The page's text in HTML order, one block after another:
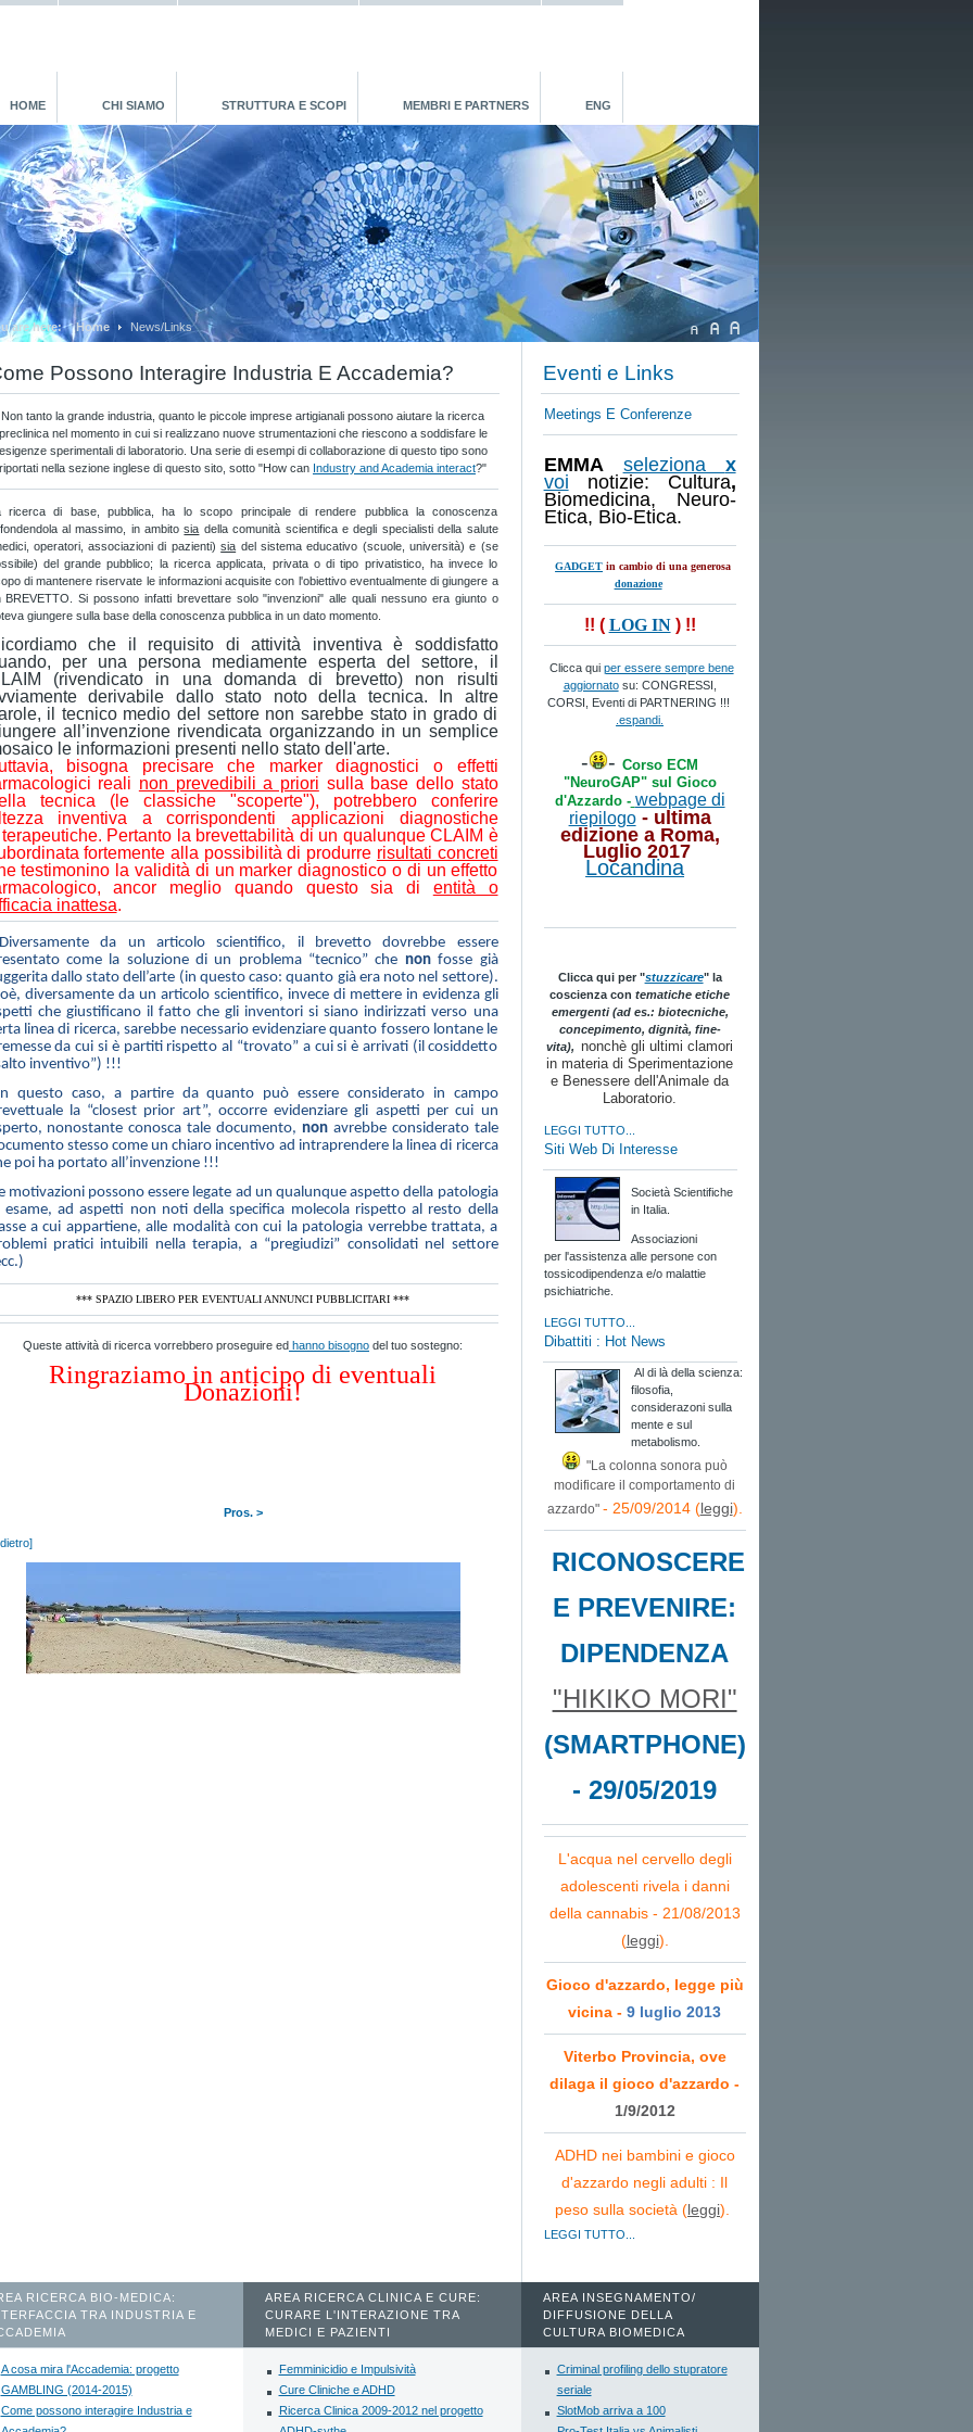
HOME CHI SIAMO STRUTTURA E SCOPI MEMBRI E PARTNERS ENG
are here: Home News/Links
Possono Interagire Industria E Accademia?
Non tanto la grande industria, quanto le piccole imprese artigianali possono aiutare la ricerca
nel momento in cui si realizzano nuove strumentazioni che riescono a soddisfare le
sperimentali di laboratorio. Una serie di esempi di collaborazione di questo tipo sono
riportati nella sezione inglese di questo sito, sotto "How can Industry and Academia interact?"
ricerca di base, pubblica, ha lo scopo principale di rendere pubblica la conoscenza
al massimo, in ambitosia della comunità scientifica e degli specialisti della salute
operatori, associazioni di pazienti)sia del sistema educativo (scuole, università) e (se
del grande pubblico; la ricerca applicata, privata o di tipo privatistico, ha invece lo
di mantenere riservate le informazioni acquisite con l'obiettivo eventualmente di giungere a
BREVETTO. Si possono infatti brevettare solo "invenzioni" alle quali nessuno era giunto o
giungere sulla base della conoscenza pubblica in un dato momento.
che il requisito di attività inventiva è soddisfatto
per una persona mediamente esperta del settore, il
(rivendicato in una domanda di brevetto) non risulti
derivabile dallo stato noto della tecnica. In altre
il tecnico medio del settore non sarebbe stato in grado di
all’invenzione rivendicata organizzando in un semplice
le informazioni presenti nello stato dell'arte.
bisogna precisare che marker diagnostici o effetti
reali non prevedibili a priori sulla base dello stato
tecnica (le classiche "scoperte"), potrebbero conferire
inventiva a corrispondenti applicazioni diagnostiche
Pertanto la brevettabilità di un qualunque CLAIM è
fortemente alla possibilità di produrre risultati concreti
testimonino la validità di un marker diagnostico o di un effetto
ancor meglio quando questo sia di entità o
inattesa.
da un articolo scientifico, il brevetto dovrebbe essere
come la soluzione di un problema “tecnico” che nonfosse già
dallo stato dell’arte (in questo caso: quanto già era noto nel settore).
diversamente da un articolo scientifico, invece di mettere in evidenza gli
che giustificano il fatto che gli inventori si siano indirizzati verso una
linea di ricerca, sarebbe necessario evidenziare quanto fossero lontane le
da cui si è partiti rispetto al “trovato” a cui si è arrivati (il cosiddetto
inventivo”) !!!
questo caso, a partire da quanto può essere considerato in campo
la “closest prior art”, occorre evidenziare gli aspetti per cui un
nonostante conosca tale documento, nonavrebbe considerato tale
stesso come un chiaro incentivo ad intraprendere la linea di ricerca
poi ha portato all’invenzione !!!
motivazioni possono essere legate ad un qualunque aspetto della patologia
esame, ad aspetti non noti della specifica molecola rispetto al resto della
a cui appartiene, alle modalità con cui la patologia verrebbe trattata, a
pratici intuibili nella terapia, a “pregiudizi” consolidati nel settore
*** SPAZIO LIBERO PER EVENTUALI ANNUNCI PUBBLICITARI ***
Queste attività di ricerca vorrebbero proseguire ed hanno bisogno del tuo sostegno:
Ringraziamo in anticipo di eventuali
Donazioni!
Pros. >
Eventi e Links
Meetings E Conferenze
EMMA seleziona x
voi notizie: Cultura,
Biomedicina, Neuro-
Etica, Bio-Etica.
GADGET in cambio di una generosa
donazione
!! ( LOG IN) !!
Clicca qui per essere sempre bene
aggiornatosu: CONGRESSI,
CORSI, Eventi di PARTNERING !!!
.espandi.
- -Corso ECM
"NeuroGAP" sul Gioco
d'Azzardo - webpage di
riepilogo- ultima
edizione a Roma,
Luglio 2017
Locandina
Clicca qui per "stuzzicare" la
coscienza contematiche etiche
emergenti (ad es.: biotecniche,
concepimento, dignità, fine-
vita),nonchè gli ultimi clamori
in materia di Sperimentazione
e Benessere dell'Animale da
Laboratorio.
LEGGI TUTTO...
Siti Web Di Interesse
Società Scientifiche
in Italia.
Associazioni
per l'assistenza alle persone con
tossicodipendenza e/o malattie
psichiatriche.
LEGGI TUTTO...
Dibattiti : Hot News
Al di là della scienza:
filosofia,
considerazoni sulla
mente e sul
metabolismo.
"La colonna sonora può
modificare il comportamento di
azzardo" - 25/09/2014 (leggi).
RICONOSCERE
E PREVENIRE:
DIPENDENZA
"HIKIKO MORI"
(SMARTPHONE)
- 29/05/2019
L'acqua nel cervello degli
adolescenti rivela i danni
della cannabis - 21/08/2013
(leggi).
Gioco d'azzardo, legge più
vicina - 9 luglio 2013
Viterbo Provincia, ove
dilaga il gioco d'azzardo -
1/9/2012
ADHD nei bambini e gioco
d'azzardo negli adulti : Il
peso sulla società (leggi).
LEGGI TUTTO...
RICERCA BIO-MEDICA:
TRA INDUSTRIA E
A cosa mira l'Accademia: progetto
GAMBLING (2014-2015)
Come possono interagire Industria e
AREA RICERCA CLINICA E CURE:
CURARE L'INTERAZIONE TRA
MEDICI E PAZIENTI
Femminicidio e Impulsività
Cure Cliniche e ADHD
Ricerca Clinica 2009-2012 nel progetto
AREA INSEGNAMENTO/
DIFFUSIONE DELLA
CULTURA BIOMEDICA
Criminal profiling dello stupratore
seriale
SlotMob arriva a 100